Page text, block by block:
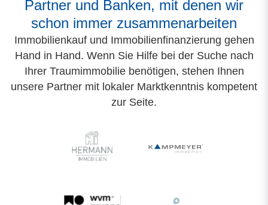
Partner und Banken, mit denen wir
schon immer zusammenarbeiten
Immobilienkauf und Immobilienfinanzierung gehen
Hand in Hand. Wenn Sie Hilfe bei der Suche nach
Ihrer Traumimmobilie benötigen, stehen Ihnen
unsere Partner mit lokaler Marktkenntnis kompetent
zur Seite.